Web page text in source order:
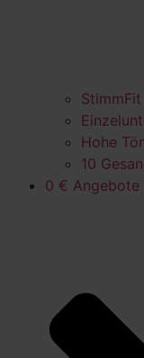
StimmFit
Hohe
10
0 € Angebote